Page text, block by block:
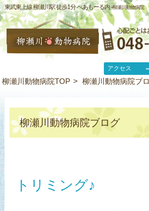
東武東上線 柳瀬川駅 徒歩1分 ぺあもーる内 -柳瀬川動物病院
アクセス
柳瀬川動物病院TOP 柳瀬川動物病院ブ
柳瀬川動物病院ブログ
トリミング♪